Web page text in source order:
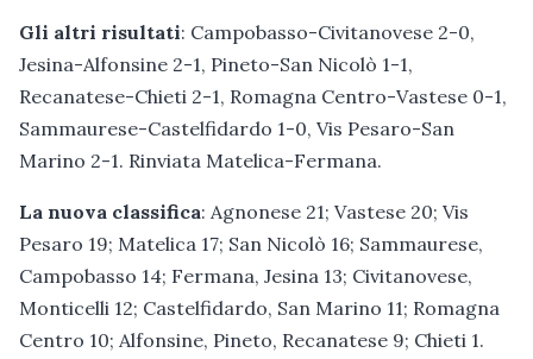
Gli altri risultati: Campobasso-Civitanovese 2-0,
Jesina-Alfonsine 2-1, Pineto-San Nicolò 1-1,
Recanatese-Chieti 2-1, Romagna Centro-Vastese 0-1,
Sammaurese-Castelfidardo 1-0, Vis Pesaro-San
Marino 2-1. Rinviata Matelica-Fermana.
La nuova classifica: Agnonese 21; Vastese 20; Vis
Pesaro 19; Matelica 17; San Nicolò 16; Sammaurese,
Campobasso 14; Fermana, Jesina 13; Civitanovese,
Monticelli 12; Castelfidardo, San Marino 11; Romagna
Centro 10; Alfonsine, Pineto, Recanatese 9; Chieti 1.